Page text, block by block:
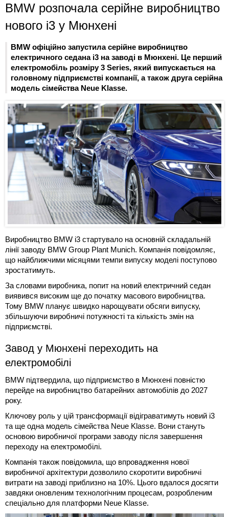
BMW розпочала серійне виробництво
нового i3 у Мюнхені
BMW офіційно запустила серійне виробництво
електричного седана i3 на заводі в Мюнхені. Це перший
електромобіль розміру 3 Series, який випускається на
головному підприємстві компанії, а також друга серійна
модель сімейства Neue Klasse.
Виробництво BMW i3 стартувало на основній складальній
лінії заводу BMW Group Plant Munich. Компанія повідомляє,
що найближчими місяцями темпи випуску моделі поступово
зростатимуть.
За словами виробника, попит на новий електричний седан
виявився високим ще до початку масового виробництва.
Тому BMW планує швидко нарощувати обсяги випуску,
збільшуючи виробничі потужності та кількість змін на
підприємстві.
Завод у Мюнхені переходить на
електромобілі
BMW підтвердила, що підприємство в Мюнхені повністю
перейде на виробництво батарейних автомобілів до 2027
року.
Ключову роль у цій трансформації відіграватимуть новий i3
та ще одна модель сімейства Neue Klasse. Вони стануть
основою виробничої програми заводу після завершення
переходу на електромобілі.
Компанія також повідомила, що впровадження нової
виробничої архітектури дозволило скоротити виробничі
витрати на заводі приблизно на 10%. Цього вдалося досягти
завдяки оновленим технологічним процесам, розробленим
спеціально для платформи Neue Klasse.